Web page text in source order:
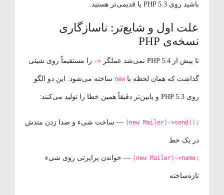
باشید روی PHP 5.3 یا قدیمی‌تر هستید.
علت اول و شایع‌تر: ناسازگاری
نسخه‌ی PHP
تا پیش از PHP 5.4 نمی‌شد عملگر -> را مستقیماً روی شیئی
گذاشت که همان لحظه باnewساخته می‌شود. این دو الگو
روی PHP 5.3 و پایین‌تر دقیقاً همین خطا را تولید می‌کنند:
(new Mailer)->send();— ساخت شیء و صدا زدن متدش
در یک خط
(new Mailer)->name;— خواندن پراپرتی روی شیء
تازه‌ساخته